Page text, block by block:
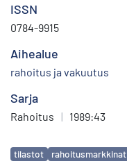
ISSN
0784-9915
Aihealue
rahoitus ja vakuutus
Sarja
Rahoitus | 1989:43
Avainsanat
tilastot rahoitusmarkkinat